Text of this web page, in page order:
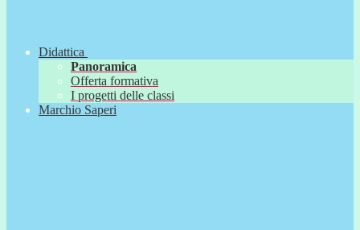
Didattica
Panoramica
Offerta formativa
I progetti delle classi
Marchio Saperi